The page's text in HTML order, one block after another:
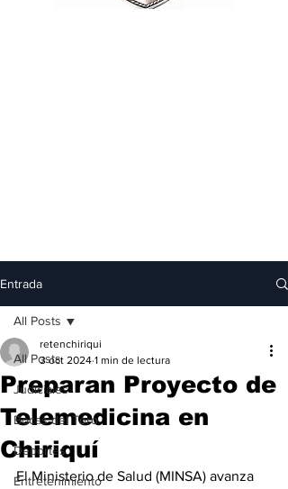
Entrada
All Posts
Judiciales
Bocas del Toro
Deportes
Entretenimiento
All Posts
Preparan Proyecto de
Telemedicina en
Chiriquí
retenchiriqui
3 oct 2024 1 min de lectura
El Ministerio de Salud (MINSA) avanza